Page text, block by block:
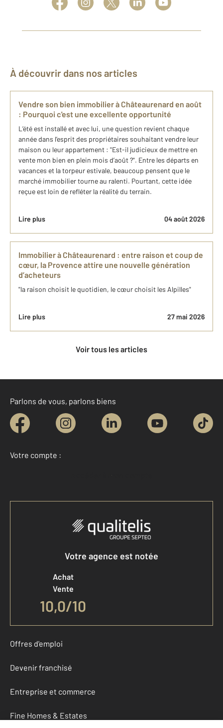
À découvrir dans nos articles
Vendre son bien immobilier à Châteaurenard en août
: Pourquoi c'est une excellente opportunité
L’été est installé et avec lui, une question revient chaque
année dans l’esprit des propriétaires souhaitant vendre leur
maison ou leur appartement : "Est-il judicieux de mettre en
vente mon bien en plein mois d’août ?". Entre les départs en
vacances et la torpeur estivale, beaucoup pensent que le
marché immobilier tourne au ralenti. Pourtant, cette idée
reçue est loin de refléter la réalité du terrain.
Lire plus 04 août 2026
Immobilier à Châteaurenard : entre raison et coup de
cœur, la Provence attire une nouvelle génération
d’acheteurs
"la raison choisit le quotidien, le cœur choisit les Alpilles"
Lire plus 27 mai 2026
Voir tous les articles
Parlons de vous, parlons biens
Votre compte :
Accéder à mon compte
Votre agence est notée
Achat
Vente
10,0/10
Offres d'emploi
Devenir franchisé
Entreprise et commerce
Fine Homes & Estates